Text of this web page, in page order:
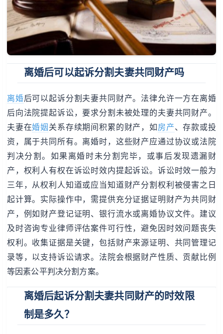
离婚后可以起诉分割夫妻共同财产吗
离婚后可以起诉分割夫妻共同财产。法律允许一方在离婚
后向法院提起诉讼，要求分割未被处理的夫妻共同财产。
夫妻在婚姻关系存续期间积累的财产，如房产、存款或投
资，属于共同所有。离婚时，这些财产应通过协议或法院
判决分割。如果离婚时未分割完毕，或事后发现遗漏财
产，权利人有权在诉讼时效内提起诉讼。诉讼时效一般为
三年，从权利人知道或应当知道财产分割权利被侵害之日
起计算。实际操作中，需提供充分证据证明财产为共同财
产，例如财产登记证明、银行流水或离婚协议文件。建议
及时咨询专业律师评估案件可行性，避免因时效问题丧失
权利。收集证据是关键，包括财产来源证明、共同管理记
录等，以支持诉讼请求。法院会根据财产性质、贡献比例
等因素公平判决分割方案。
离婚后起诉分割夫妻共同财产的时效限
制是多久？